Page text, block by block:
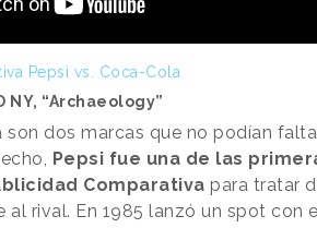
Pepsi vs. Coca-Cola
NY, “Archaeology”
son dos marcas que no podían
Pepsi fue una de las
Comparativa para tratar
al rival. En 1985 lanzó un spot con